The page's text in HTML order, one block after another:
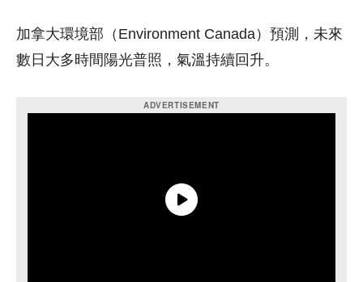
加拿大環境部（Environment Canada） 預測，未來
數日大多時間陽光普照，氣溫持續回升。